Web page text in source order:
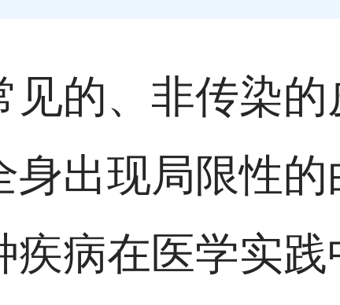
的、非传染
出现局限性
病在医学实